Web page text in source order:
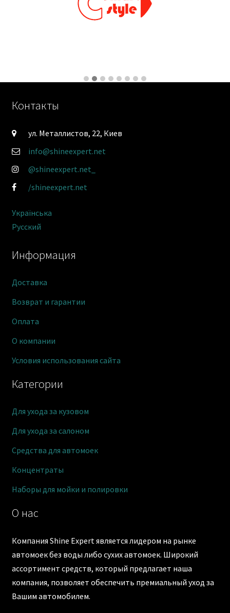
О нас
Компания Shine Expert является лидером на рынке
автомоек без воды либо сухих автомоек. Широкий
ассортимент средств, который предлагает наша
компания, позволяет обеспечить премиальный уход за
Вашим автомобилем.
Категории
Для ухода за кузовом
Для ухода за салоном
Средства для автомоек
Концентраты
Наборы для мойки и полировки
Информация
Доставка
Возврат и гарантии
Оплата
О компании
Условия использования сайта
Контакты
ул. Металлистов, 22, Киев
info@shineexpert.net
@shineexpert.net_
/shineexpert.net
Українська
Русский